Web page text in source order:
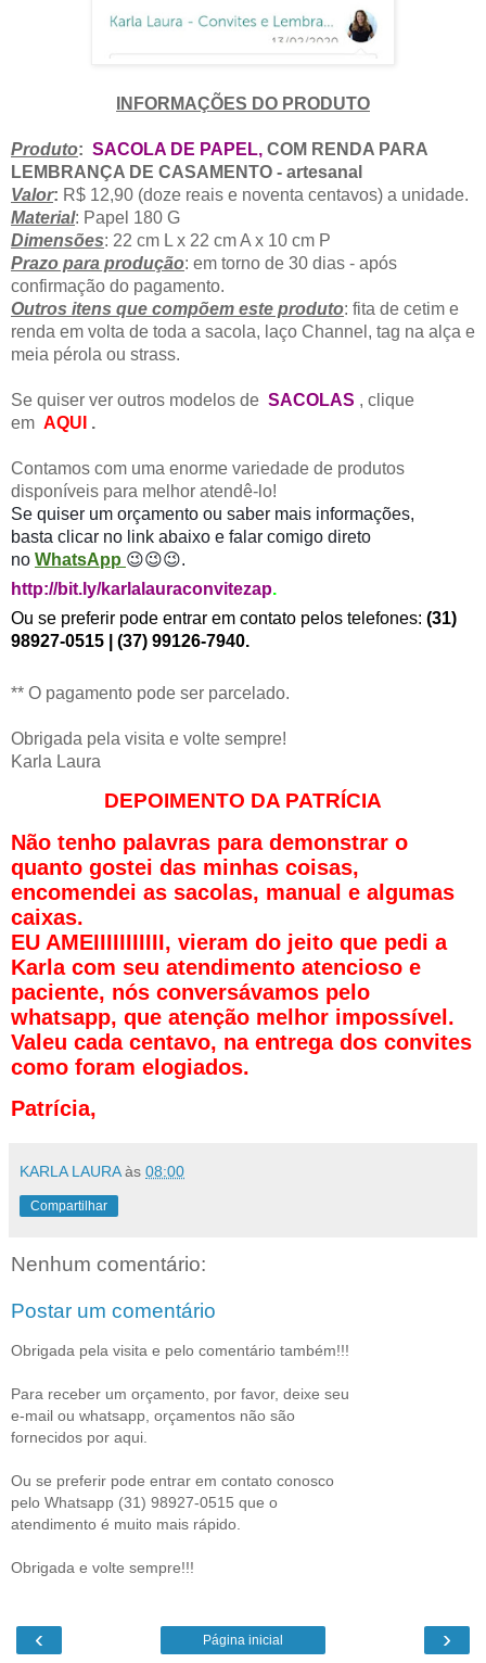
INFORMAÇÕES DO PRODUTO
Produto: SACOLA DE PAPEL, COM RENDA PARA
LEMBRANÇA DE CASAMENTO - artesanal
Valor: R$ 12,90 (doze reais e noventa centavos) a unidade.
Material: Papel 180 G
Dimensões: 22 cm L x 22 cm A x 10 cm P
Prazo para produção: em torno de 30 dias - após
confirmação do pagamento.
Outros itens que compõem este produto: fita de cetim e
renda em volta de toda a sacola, laço Channel, tag na alça e
meia pérola ou strass.
Se quiser ver outros modelos de SACOLAS , clique
em AQUI .
Contamos com uma enorme variedade de produtos
disponíveis para melhor atendê-lo!
Se quiser um orçamento ou saber mais informações,
basta clicar no link abaixo e falar comigo direto
no WhatsApp 😉😉😉.
http://bit.ly/karlalauraconvitezap.
Ou se preferir pode entrar em contato pelos telefones: (31)
98927-0515 | (37) 99126-7940.
** O pagamento pode ser parcelado.
Obrigada pela visita e volte sempre!
Karla Laura
DEPOIMENTO DA PATRÍCIA
Não tenho palavras para demonstrar o
quanto gostei das minhas coisas,
encomendei as sacolas, manual e algumas
caixas.
EU AMEIIIIIIIIIII, vieram do jeito que pedi a
Karla com seu atendimento atencioso e
paciente, nós conversávamos pelo
whatsapp, que atenção melhor impossível.
Valeu cada centavo, na entrega dos convites
como foram elogiados.
Patrícia,
KARLA LAURA às 08:00
Compartilhar
Nenhum comentário:
Postar um comentário
Obrigada pela visita e pelo comentário também!!!
Para receber um orçamento, por favor, deixe seu
e-mail ou whatsapp, orçamentos não são
fornecidos por aqui.
Ou se preferir pode entrar em contato conosco
pelo Whatsapp (31) 98927-0515 que o
atendimento é muito mais rápido.
Obrigada e volte sempre!!!
‹ ›
Página inicial